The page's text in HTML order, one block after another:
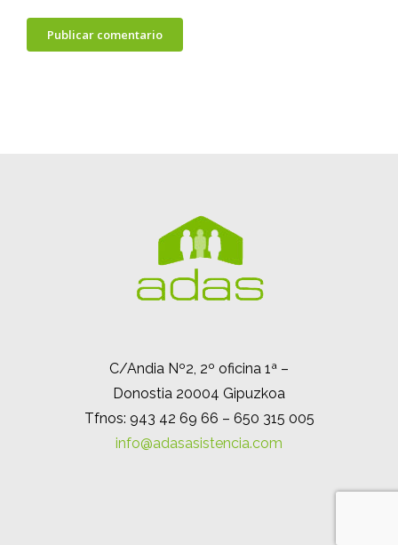
C/Andia Nº2, 2º oficina 1ª –
Donostia 20004 Gipuzkoa
Tfnos: 943 42 69 66 – 650 315 005
info@adasasistencia.com